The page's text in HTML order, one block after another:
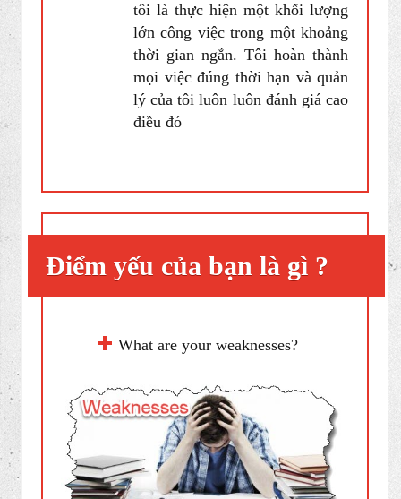
được chất lượng công việc trong
một môi trường đồng đội.
After having worked for a
couple of years, I realized my
Sau khi làm việc một vài
năm, tôi nhận ra thế mạnh của
thời gian ngắn. Tôi hoàn thành
lý của tôi luôn luôn đánh giá cao
điều đó